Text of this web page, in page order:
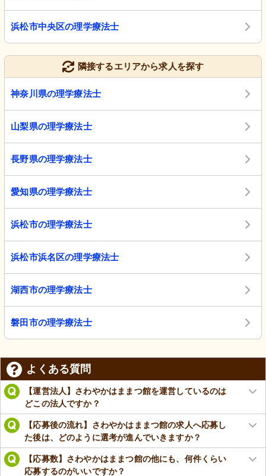
浜松市中央区の理学療法士
隣接するエリアから求人を探す
神奈川県の理学療法士
山梨県の理学療法士
長野県の理学療法士
愛知県の理学療法士
浜松市の理学療法士
浜松市浜名区の理学療法士
湖西市の理学療法士
磐田市の理学療法士
よくある質問
【運営法人】さわやかはままつ館を運営しているのは
どこの法人ですか？
【応募後の流れ】さわやかはままつ館の求人へ応募し
た後は、どのように選考が進んでいきますか？
【応募数】さわやかはままつ館の他にも、何件くらい
応募するのがいいですか？